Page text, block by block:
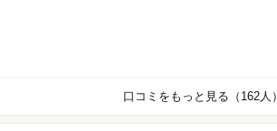
口コミをもっと見る（162人）